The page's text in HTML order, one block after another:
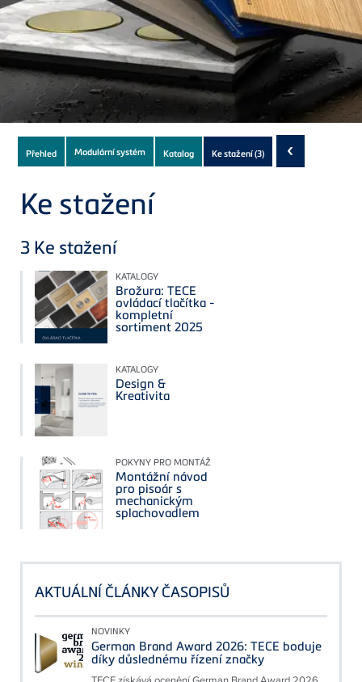
Subnavigation
of
current
Product
Přehled Modulární systém Katalog Ke stažení(3) ‹
Ke stažení
3 Ke stažení
KATALOGY
Brožura: TECE
ovládací tlačítka -
kompletní
sortiment 2025
KATALOGY
Design &
Kreativita
POKYNY PRO MONTÁŽ
Montážní návod
pro pisoár s
mechanickým
splachovadlem
AKTUÁLNÍ ČLÁNKY ČASOPISŮ
NOVINKY
German Brand Award 2026: TECE boduje
díky důslednému řízení značky